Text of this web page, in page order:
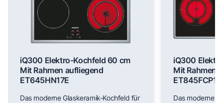
iQ300 Elektro-Kochfeld 60 cm
Mit Rahmen aufliegend
ET645HN17E
Das moderne Glaskeramik-Kochfeld für
iQ300
Mit Rahmen
ET845FCP1D
Das moderne